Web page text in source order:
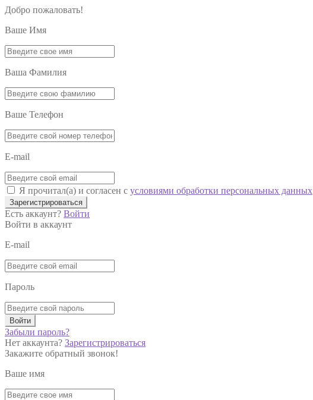
Добро пожаловать!
Ваше Имя
Ваша Фамилия
Ваше Телефон
E-mail
Я прочитал(а) и согласен с условиями обработки персональных данных
Зарегистрироваться
Есть аккаунт? Войти
Войти в аккаунт
E-mail
Пароль
Войти
Забыли пароль?
Нет аккаунта? Зарегистрироваться
Закажите обратный звонок!
Ваше имя